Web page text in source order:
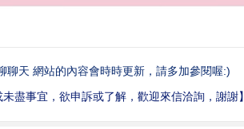
天 網站的內容會時時更新，請多加參閱喔:)
盡事宜，欲申訴或了解，歡迎來信洽詢，謝謝】